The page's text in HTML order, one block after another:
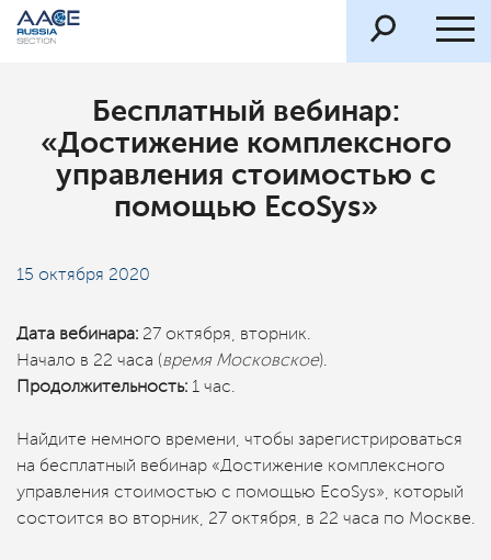
Бесплатный вебинар:
«Достижение комплексного
управления стоимостью с
помощью EcoSys»
15 октября 2020
Дата вебинара: 27 октября, вторник.
Начало в 22 часа (время Московское).
Продолжительность: 1 час.
Найдите немного времени, чтобы зарегистрироваться
на бесплатный вебинар «Достижение комплексного
управления стоимостью с помощью EcoSys», который
состоится во вторник, 27 октября, в 22 часа по Москве.